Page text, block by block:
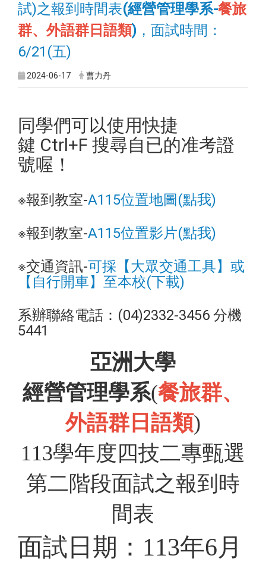
試)之報到時間表(經營管理學系-餐旅
群、外語群日語類) ，面試時間：
6/21(五)
2024-06-17 曹力丹
同學們可以使用快捷
鍵 Ctrl+F 搜尋自已的准考證
號喔！
※報到教室-A115位置地圖(點我)
※報到教室-A115位置影片(點我)
※交通資訊-可採【大眾交通工具】或
【自行開車】至本校(下載)
系辦聯絡電話：(04)2332-3456 分機
5441
亞洲大學
經營管理學系(餐旅群、
外語群日語類)
113學年度四技二專甄選
第二階段面試之報到時
間表
面試日期： 113年6月